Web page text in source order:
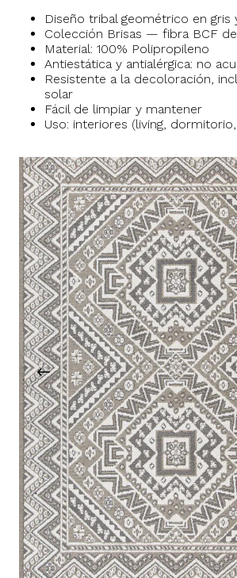
Diseño tribal geométrico en gris
Colección Brisas — fibra BCF
Material: 100% Polipropileno
Antiestática y antialérgica: no
Resistente a la decoloración,
solar
Fácil de limpiar y mantener
Uso: interiores (living,